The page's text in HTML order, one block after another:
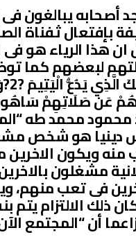
يبالغون فى
بإفتعال ثفناة
ان هذا الرياء هو
لبعضهم كما
يقول الاستاذ محمود
هو شخص
ويكون الاخرين
مشغلون
فى تعب منهم،
ذلك الالتزام
أن “المجتمع الآن